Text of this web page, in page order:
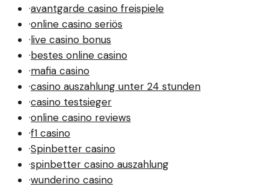
·avantgarde casino freispiele
·online casino seriös
·live casino bonus
·bestes online casino
·mafia casino
·casino auszahlung unter 24 stunden
·casino testsieger
·online casino reviews
·f1 casino
·Spinbetter casino
·spinbetter casino auszahlung
·wunderino casino